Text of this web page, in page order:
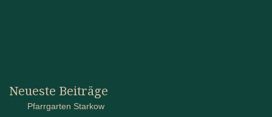
Neueste Beiträge
Pfarrgarten Starkow